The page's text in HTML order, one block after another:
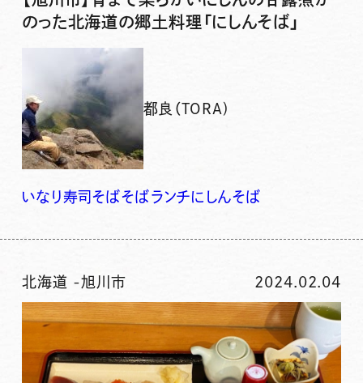
のった北海道の郷土料理「にしんそば」
都良（TORA)
いなり寿司そばそばランチにしんそば
北海道 -旭川市 2024.02.04